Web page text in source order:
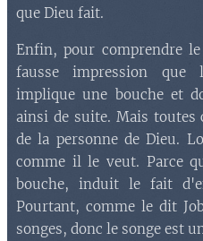
que Dieu fait.
Enfin, pour comprendre
fausse impression que
implique une bouche et
ainsi de suite. Mais toutes
de la personne de Dieu.
comme il le veut. Parce
bouche, induit le fait
Pourtant, comme le dit
songes, donc le songe est